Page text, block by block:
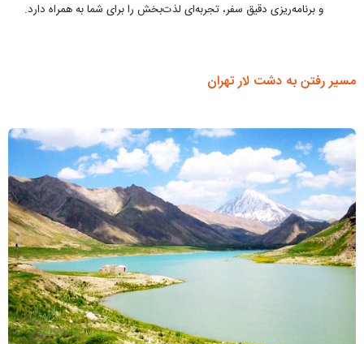
و برنامه‌ریزی دقیق سفر، تجربه‌ای لذت‌بخش را برای شما به همراه دارد.
مسیر رفتن به دشت لار تهران